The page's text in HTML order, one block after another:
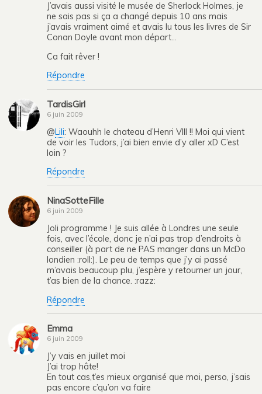
J’avais aussi visité le musée de Sherlock Holmes, je
ne sais pas si ça a changé depuis 10 ans mais
j’avais vraiment aimé et avais lu tous les livres de Sir
Conan Doyle avant mon départ…
Ca fait rêver !
Répondre
TardisGirl
6 juin 2009
@Lili: Waouhh le chateau d’Henri VIII !! Moi qui vient
de voir les Tudors, j’ai bien envie d’y aller xD C’est
loin ?
Répondre
NinaSotteFille
6 juin 2009
Joli programme ! Je suis allée à Londres une seule
fois, avec l’école, donc je n’ai pas trop d’endroits à
conseiller (à part de ne PAS manger dans un McDo
londien :roll:). Le peu de temps que j’y ai passé
m’avais beaucoup plu, j’espère y retourner un jour,
t’as bien de la chance. :razz:
Répondre
Emma
6 juin 2009
J’y vais en juillet moi
J’ai trop hâte!
En tout cas,t’es mieux organisé que moi, perso, j’sais
pas encore c’qu’on va faire